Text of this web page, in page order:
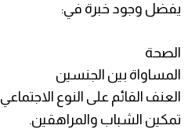
يفضل وجود خبرة في:
الصحة
المساواة بين الجنسين
العنف القائم على النوع الاجتماعي
تمكين الشباب والمراهقين.